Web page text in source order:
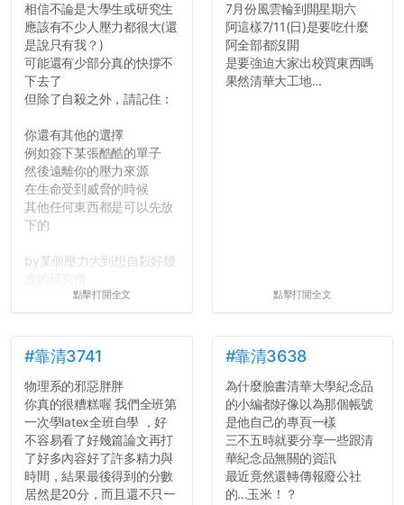
相信不論是大學生或研究生
應該有不少人壓力都很大(還
是說只有我？)
可能還有少部分真的快撐不
下去了
但除了自殺之外，請記住：
你還有其他的選擇
例如簽下某張酷酷的單子
然後遠離你的壓力來源
在生命受到威脅的時候
其他任何東西都是可以先放
下的
by某個壓力大到想自殺好幾
點擊打開全文
7月份風雲輪到開星期六
阿這樣7/11(日)是要吃什麼
阿全部都沒開
是要強迫大家出校買東西嗎
果然清華大工地...
點擊打開全文
#靠清3741
物理系的邪惡胖胖
你真的很糟糕喔 我們全班第
一次學latex全班自學 ，好
不容易看了好幾篇論文再打
了好多內容好了許多精力與
時間，結果最後得到的分數
居然是20分，而且還不只一
#靠清3638
為什麼臉書清華大學紀念品
的小編都好像以為那個帳號
是他自己的專頁一樣
三不五時就要分享一些跟清
華紀念品無關的資訊
最近竟然還轉傳報廢公社
的...玉米！？